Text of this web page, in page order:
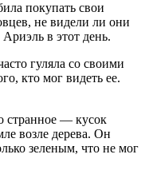
покупать свои
не видели ли они
в этот день.
гуляла со своими
кто мог видеть ее.
странное — кусок
возле дерева. Он
зеленым, что не мог